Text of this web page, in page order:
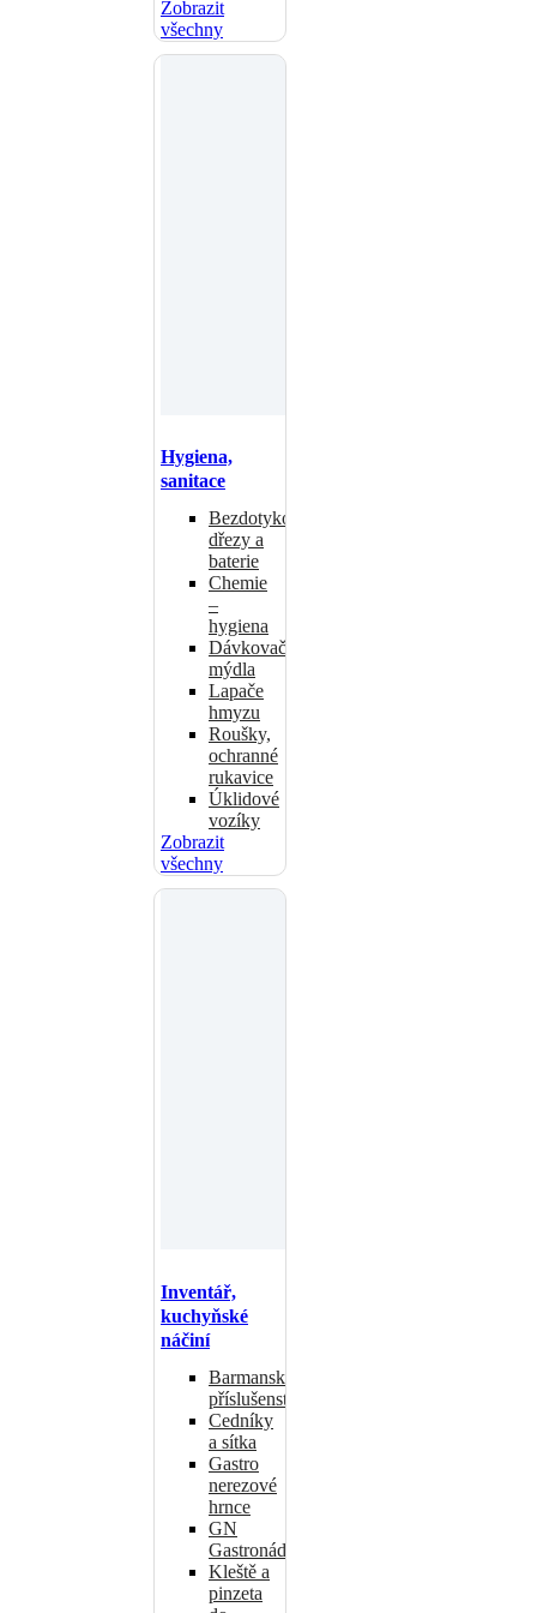
Zobrazit
všechny
Hygiena,
sanitace
Bezdotykové
dřezy a
baterie
Chemie
–
hygiena
Dávkovače
mýdla
Lapače
hmyzu
Roušky,
ochranné
rukavice
Úklidové
vozíky
Zobrazit
všechny
Inventář,
kuchyňské
náčiní
Barmanské
příslušenství
Cedníky
a sítka
Gastro
nerezové
hrnce
GN
Gastronádoby
Kleště a
pinzeta